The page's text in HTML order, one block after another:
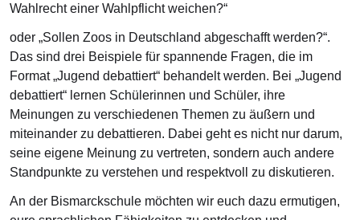
Wahlrecht einer Wahlpflicht weichen?“
oder „Sollen Zoos in Deutschland abgeschafft werden?“.
Das sind drei Beispiele für spannende Fragen, die im
Format „Jugend debattiert“ behandelt werden. Bei „Jugend
debattiert“ lernen Schülerinnen und Schüler, ihre
Meinungen zu verschiedenen Themen zu äußern und
miteinander zu debattieren. Dabei geht es nicht nur darum,
seine eigene Meinung zu vertreten, sondern auch andere
Standpunkte zu verstehen und respektvoll zu diskutieren.
An der Bismarckschule möchten wir euch dazu ermutigen,